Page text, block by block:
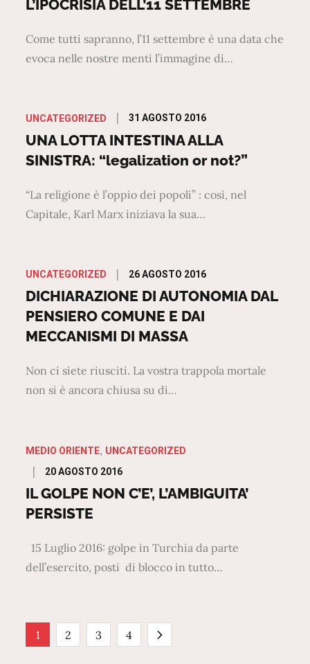
L’IPOCRISIA DELL’11 SETTEMBRE
Come tutti sapranno, l’11 settembre è una data che
evoca nelle nostre menti l’immagine di…
UNCATEGORIZED
Posted
on
31 AGOSTO 2016
UNA LOTTA INTESTINA ALLA
SINISTRA: “legalization or not?”
“La religione è l’oppio dei popoli” : così, nel
Capitale, Karl Marx iniziava la sua…
UNCATEGORIZED
Posted
on
26 AGOSTO 2016
DICHIARAZIONE DI AUTONOMIA DAL
PENSIERO COMUNE E DAI
MECCANISMI DI MASSA
Non ci siete riusciti. La vostra trappola mortale
non si è ancora chiusa su di…
MEDIO ORIENTE UNCATEGORIZED
Posted
on
20 AGOSTO 2016
IL GOLPE NON C’E’, L’AMBIGUITA’
PERSISTE
15 Luglio 2016: golpe in Turchia da parte
dell’esercito, posti di blocco in tutto…
Paginazione
1 2 3 4